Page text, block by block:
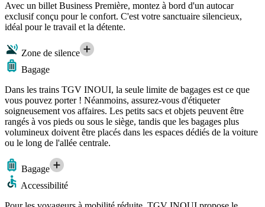
Avec un billet Business Première, montez à bord d'un autocar
exclusif conçu pour le confort. C'est votre sanctuaire silencieux,
idéal pour le travail et la détente.
Zone de silence
Bagage
Dans les trains TGV INOUI, la seule limite de bagages est ce que
vous pouvez porter ! Néanmoins, assurez-vous d'étiqueter
soigneusement vos affaires. Les petits sacs et objets peuvent être
rangés à vos pieds ou sous le siège, tandis que les bagages plus
volumineux doivent être placés dans les espaces dédiés de la voiture
ou le long de l'allée centrale.
Bagage
Accessibilité